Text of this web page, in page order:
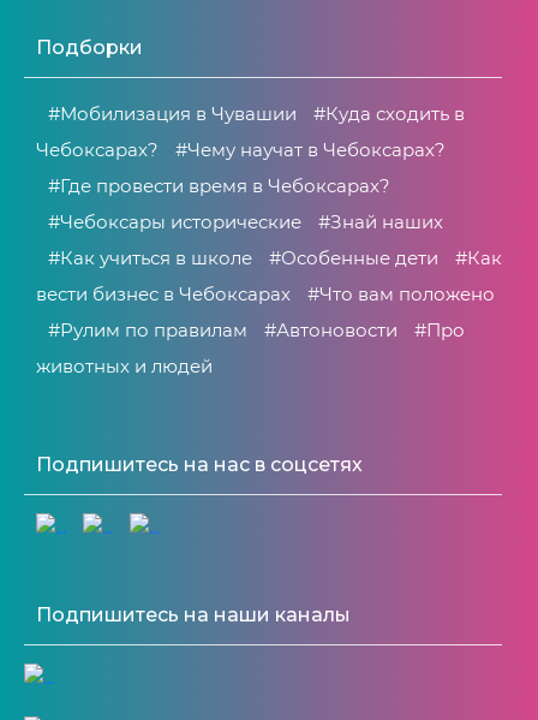
Подборки
#Мобилизация в Чувашии
#Куда сходить в
Чебоксарах?
#Чему научат в Чебоксарах?
#Где провести время в Чебоксарах?
#Чебоксары исторические
#Знай наших
#Как учиться в школе
#Особенные дети
#Как
вести бизнес в Чебоксарах
#Что вам положено
#Рулим по правилам
#Автоновости
#Про
животных и людей
Подпишитесь на нас в соцсетях
Подпишитесь на наши каналы